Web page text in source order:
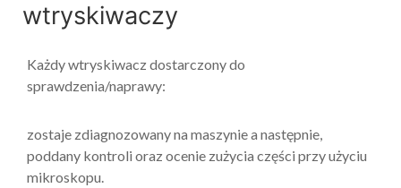
wtryskiwaczy
Każdy wtryskiwacz dostarczony do
sprawdzenia/naprawy:
zostaje zdiagnozowany na maszynie a następnie,
poddany kontroli oraz ocenie zużycia części przy użyciu
mikroskopu.